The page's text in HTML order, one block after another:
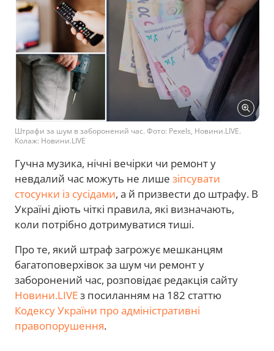
Штрафи за шум в заборонений час. Фото: Pexels, Новини.LIVE.
Колаж: Новини.LIVE
Гучна музика, нічні вечірки чи ремонт у
невдалий час можуть не лише зіпсувати
стосунки із сусідами, а й призвести до штрафу. В
Україні діють чіткі правила, які визначають,
коли потрібно дотримуватися тиші.
Про те, який штраф загрожує мешканцям
багатоповерхівок за шум чи ремонт у
заборонений час, розповідає редакція сайту
Новини.LIVEз посиланням на 182 статтю
Кодексу України про адміністративні
правопорушення.